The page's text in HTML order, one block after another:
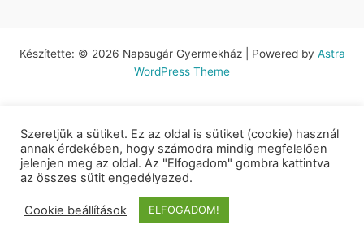
Készítette: © 2026 Napsugár Gyermekház | Powered by Astra
WordPress Theme
Szeretjük a sütiket. Ez az oldal is sütiket (cookie) használ
annak érdekében, hogy számodra mindig megfelelően
jelenjen meg az oldal. Az "Elfogadom" gombra kattintva
az összes sütit engedélyezed.
Cookie beállítások ELFOGADOM!